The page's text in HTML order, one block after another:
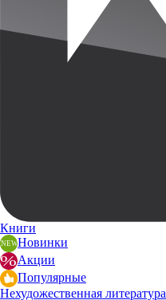
Книги
Новинки
Акции
Популярные
Нехудожественная литература